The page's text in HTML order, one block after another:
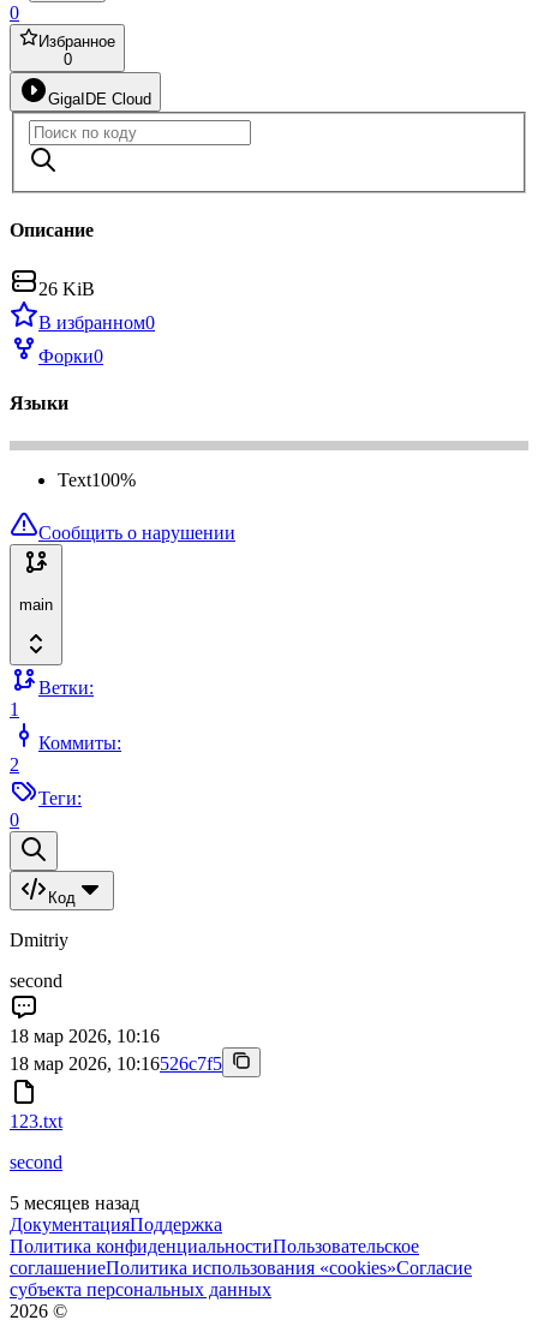
0
Избранное
0
GigaIDE Cloud
Описание
26 KiB
В избранном0
Форки0
Языки
Text100%
Сообщить о нарушении
main
Ветки:
1
Коммиты:
2
Теги:
0
Код
Dmitriy
second
18 мар 2026, 10:16
18 мар 2026, 10:16526c7f5
123.txt
second
5 месяцев назад
ДокументацияПоддержка
Политика конфиденциальностиПользовательское
соглашениеПолитика использования «cookies»Согласие
субъекта персональных данных
2026 ©